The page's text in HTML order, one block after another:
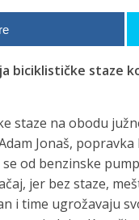
biciklističke staze
staze na obodu
Jonaš,
od benzinske
jer bez staze,
i time ugrožavaju